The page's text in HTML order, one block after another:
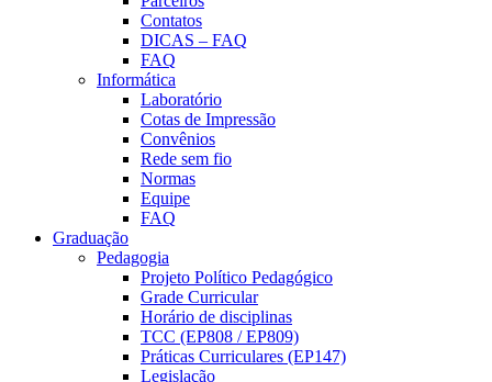
Contatos
DICAS – FAQ
FAQ
Informática
Laboratório
Cotas de Impressão
Convênios
Rede sem fio
Normas
Equipe
FAQ
Graduação
Pedagogia
Projeto Político Pedagógico
Grade Curricular
Horário de disciplinas
TCC (EP808 / EP809)
Práticas Curriculares (EP147)
Legislação